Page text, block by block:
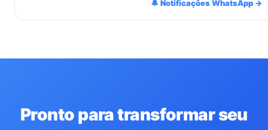
🔔 Notificações WhatsApp →
Pronto para transformar seu